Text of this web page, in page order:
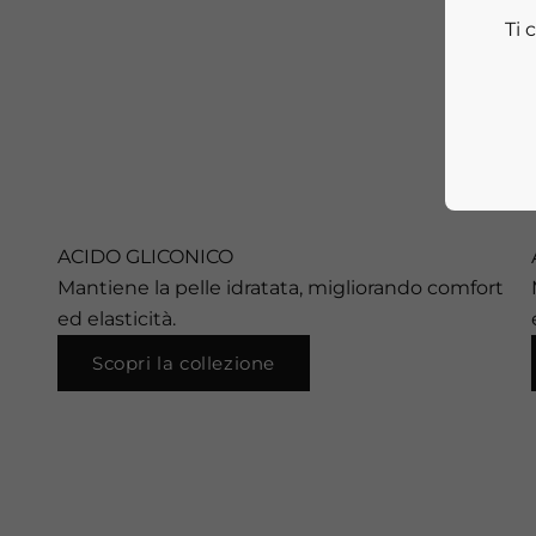
Ti
ACIDO GLICONICO
Mantiene la pelle idratata, migliorando comfort
ed elasticità.
Scopri la collezione